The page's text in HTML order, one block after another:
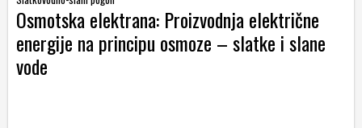
Osmotska elektrana: Proizvodnja električne
energije na principu osmoze – slatke i slane
vode